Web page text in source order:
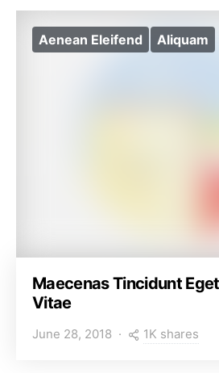
Aenean Eleifend Aliquam
Maecenas Tincidunt
Vitae
June 28, 2018 1K shares